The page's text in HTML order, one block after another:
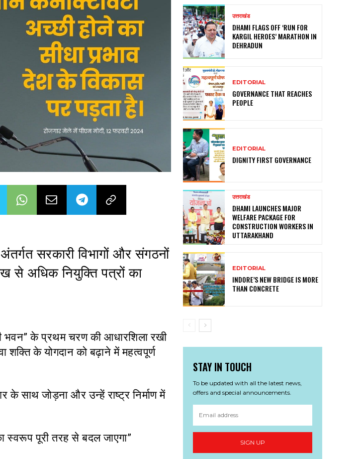
सरकारी विभागों और संगठनों
से अधिक नियुक्ति पत्रों का
भवन” के प्रथम चरण की आधारशिला रखी
शक्ति के योगदान को बढ़ाने में महत्वपूर्ण
के साथ जोड़ना और उन्हें राष्ट्र निर्माण में
पूरी तरह से बदल जाएगा”
उत्तराखंड
DHAMI FLAGS OFF ‘RUN FOR
KARGIL HEROES’ MARATHON IN
DEHRADUN
EDITORIAL
GOVERNANCE THAT REACHES
PEOPLE
EDITORIAL
DIGNITY FIRST GOVERNANCE
उत्तराखंड
DHAMI LAUNCHES MAJOR
WELFARE PACKAGE FOR
CONSTRUCTION WORKERS IN
UTTARAKHAND
EDITORIAL
INDORE’S NEW BRIDGE IS MORE
THAN CONCRETE
STAY IN TOUCH
To be updated with all the latest news,
offers and special announcements.
SIGN UP